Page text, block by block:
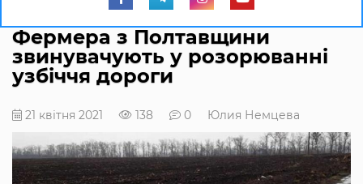
Фермера з Полтавщини
звинувачують у розорюванні
узбіччя дороги
21 квітня 2021 138 0 Юлия Немцева